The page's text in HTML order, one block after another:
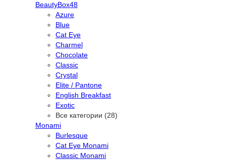
BeautyBox48
Azure
Blue
Cat Eye
Charmel
Chocolate
Classic
Crystal
Elite / Pantone
English Breakfast
Exotic
Все категории (28)
Monami
Burlesque
Cat Eye Monami
Classic Monami